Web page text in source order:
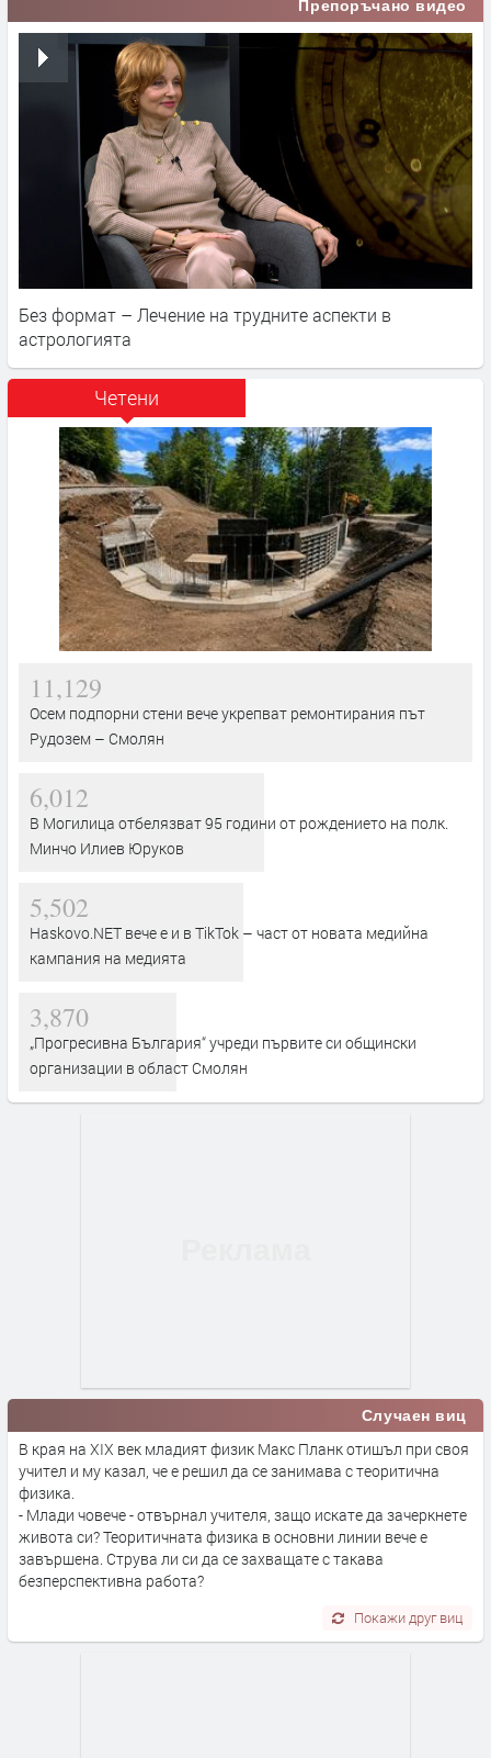
Препоръчано видео
Без формат – Лечение на трудните аспекти в
астрологията
Четени
11,129
Осем подпорни стени вече укрепват ремонтирания път
Рудозем – Смолян
6,012
В Могилица отбелязват 95 години от рождението на полк.
Минчо Илиев Юруков
5,502
Haskovo.NET вече е и в TikTok – част от новата медийна
кампания на медията
3,870
„Прогресивна България“ учреди първите си общински
организации в област Смолян
Случаен виц
В края на XIX век младият физик Макс Планк отишъл при своя
учител и му казал, че е решил да се занимава с теоритична
физика.
- Млади човече - отвърнал учителя, защо искате да зачеркнете
живота си? Теоритичната физика в основни линии вече е
завършена. Струва ли си да се захващате с такава
безперспективна работа?
Покажи друг виц